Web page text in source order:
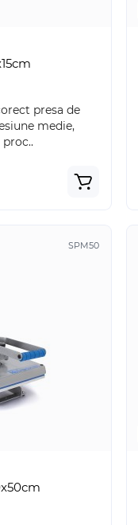
presa de
medie,
SPM50